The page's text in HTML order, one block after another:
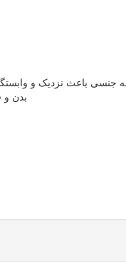
جنسی باعث نزدیک و
بدن و